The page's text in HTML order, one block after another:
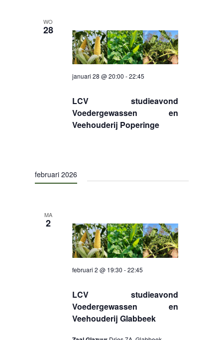
WO
28
LCV studieavond
Voedergewassen en
Veehouderij Poperinge
januari 28 @ 20:00 -22:45
februari 2026
MA
2
LCV studieavond
Voedergewassen en
Veehouderij Glabbeek
februari 2 @ 19:30 -22:45